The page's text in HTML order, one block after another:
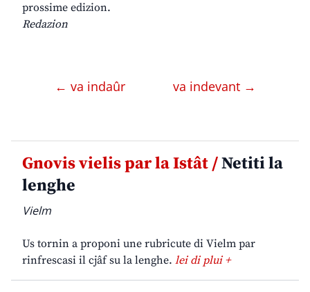
prossime edizion.
Redazion
← va indaûr va indevant →
Gnovis vielis par la Istât /Netiti la
lenghe
Vielm
Us tornin a proponi une rubricute di Vielm par
rinfrescasi il cjâf su la lenghe. lei di plui +